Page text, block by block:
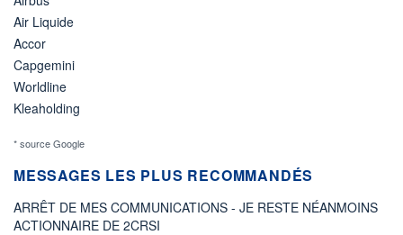
Air Liquide
Accor
Capgemini
Worldline
Kleaholding
* source Google
MESSAGES LES PLUS RECOMMANDÉS
ARRÊT DE MES COMMUNICATIONS - JE RESTE NÉANMOINS
ACTIONNAIRE DE 2CRSI